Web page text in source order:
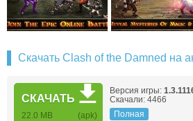
Скачать Clash of the Damned на
СКАЧАТЬ
22.0 MB (apk)
Версия игры:
Скачали: 4466
Полная